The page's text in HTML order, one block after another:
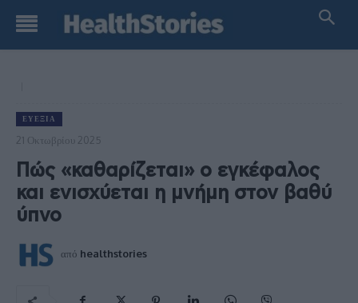
ΕΥΕΞΊΑ
21 Οκτωβρίου 2025
Πώς «καθαρίζεται» ο εγκέφαλος
και ενισχύεται η μνήμη στον βαθύ
ύπνο
από healthstories